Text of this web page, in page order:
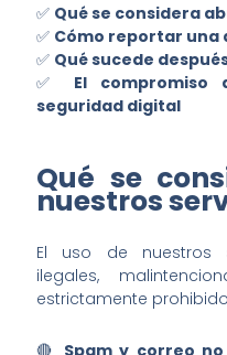
✅ Qué se considera
✅ Cómo reportar una
✅ Qué sucede
✅ El
seguridad digital
Qué se
nuestros
El uso de nuestros
ilegales,
estrictamente
🔴 Spam y correo